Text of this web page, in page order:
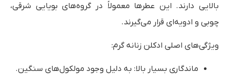
بالایی دارند. این عطرها معمولاً در گروه‌های بویایی شرقی،
چوبی و ادویه‌ای قرار می‌گیرند.
ویژگی‌های اصلی ادکلن زنانه گرم:
ماندگاری بسیار بالا: به دلیل وجود مولکول‌های سنگین.